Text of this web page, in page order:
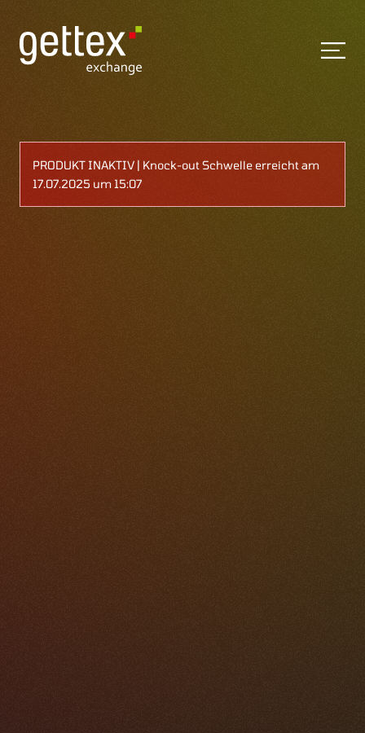
PRODUKT INAKTIV | Knock-out Schwelle erreicht am
17.07.2025 um 15:07